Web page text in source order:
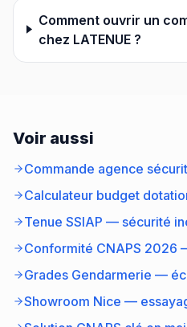
Comment ouvrir un
chez LATENUE ?
Voir aussi
Commande agence
Calculateur budget
Tenue SSIAP — sécurité
Conformité CNAPS 2026
Grades Gendarmerie —
Showroom Nice —